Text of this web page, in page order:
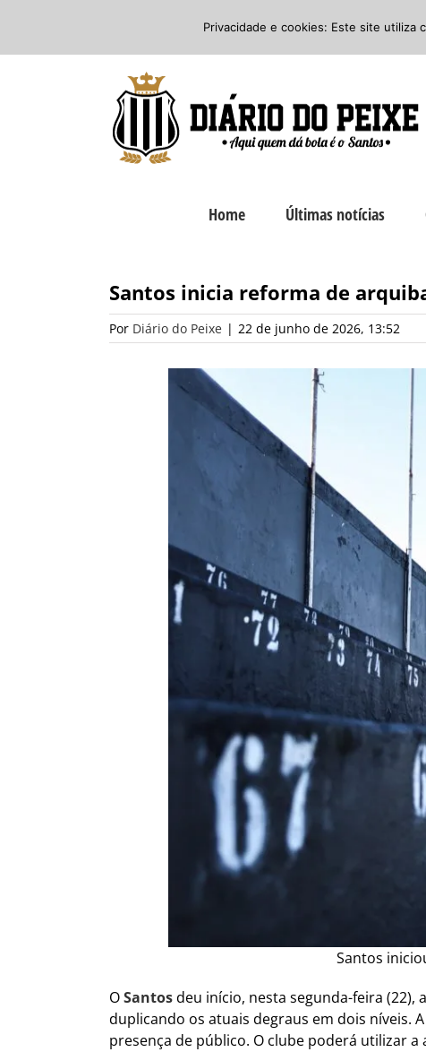
o
Facebook
Instagram
Home Últimas notícias
Santos inicia reforma de
Por Diário do Peixe | 22 de junho de 2026, 13:52
Santos
OSantosdeu início, nesta segunda-feira (22),
duplicando os atuais degraus em dois níveis.
presença de público. O clube poderá utilizar
Privacidade e cookies: Este site utiliza